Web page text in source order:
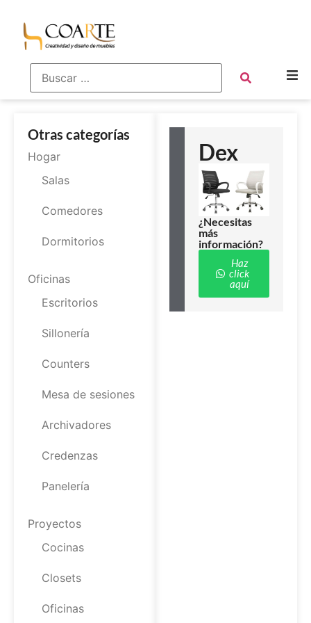
Otras categorías
Hogar
Salas
Comedores
Dormitorios
Oficinas
Escritorios
Sillonería
Counters
Mesa de sesiones
Archivadores
Credenzas
Panelería
Proyectos
Cocinas
Closets
Oficinas
Dex
¿Necesitas
más
información?
Haz
click
aquí